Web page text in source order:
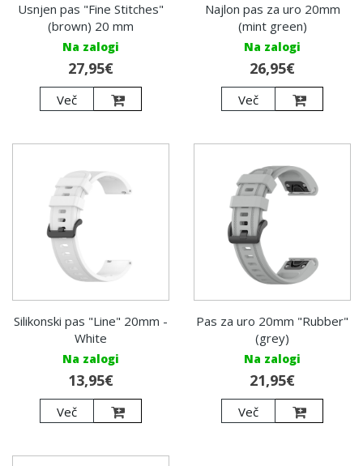
Usnjen pas "Fine Stitches"
(brown) 20 mm
Na zalogi
27,95€
Več
Najlon pas za uro 20mm
(mint green)
Na zalogi
26,95€
Več
Silikonski pas "Line" 20mm -
White
Na zalogi
13,95€
Več
Pas za uro 20mm "Rubber"
(grey)
Na zalogi
21,95€
Več